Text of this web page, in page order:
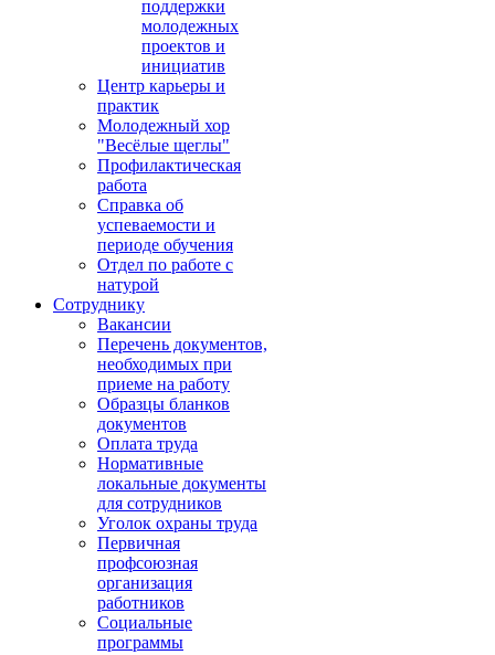
поддержки
молодежных
проектов и
инициатив
Центр карьеры и
практик
Молодежный хор
"Весёлые щеглы"
Профилактическая
работа
Справка об
успеваемости и
периоде обучения
Отдел по работе с
натурой
Сотруднику
Вакансии
Перечень документов,
необходимых при
приеме на работу
Образцы бланков
документов
Оплата труда
Нормативные
локальные документы
для сотрудников
Уголок охраны труда
Первичная
профсоюзная
организация
работников
Социальные
программы